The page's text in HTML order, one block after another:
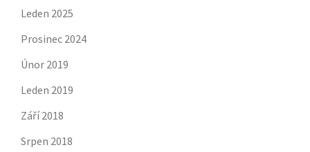
Leden 2025
Prosinec 2024
Únor 2019
Leden 2019
Září 2018
Srpen 2018